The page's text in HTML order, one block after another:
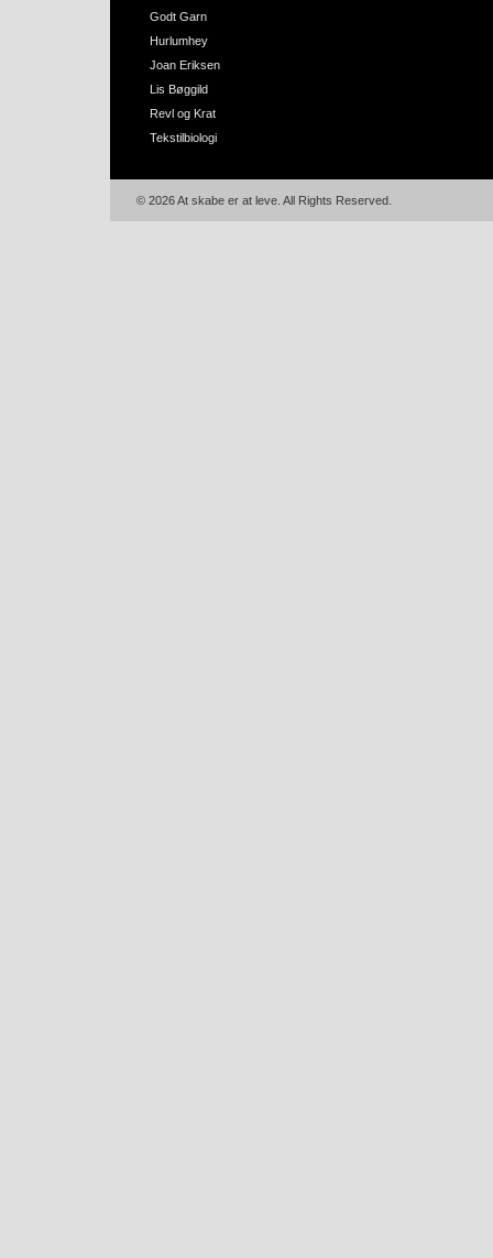
Godt Garn
Hurlumhey
Joan Eriksen
Lis Bøggild
Revl og Krat
Tekstilbiologi
© 2026 At skabe er at leve. All Rights Reserved.